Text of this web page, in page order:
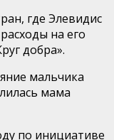
где Элевидис
на его
добра».
мальчика
мама
по инициативе